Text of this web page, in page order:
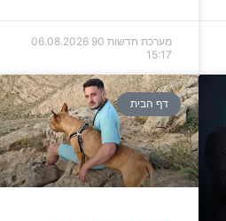
מערכת חדשות 90
06.08.2026
15:17
דף הבית